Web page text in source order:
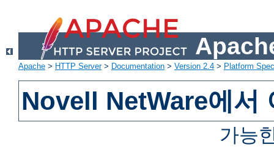
Apache > HTTP Server> Documentation > Version 2.4 > Platform
Novell NetWare에서
가능